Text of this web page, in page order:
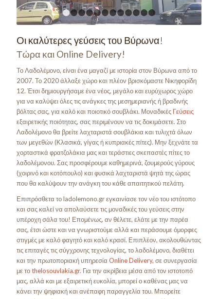
1 2 3 4 5 6 7 8 9 10 1112
Οι καλύτερες γεύσεις του Βύρωνα!
Τώρα και Online Delivery!
Το Λαδολέμονο, είναι ένα μαγαζί με ιστορία στον Βύρωνα από το
2007. Το 2020 άλλαξε χώρο και πλέον βρισκόμαστε Νικηφορίδη
12. Έτσι δημιουργήσαμε ένα νέος, μεγάλο και ευρύχωρος χώρο
για να καλύψει όλες τις ανάγκες της μεσημεριανής ή βραδινής
βόλτας σας, για καλό και ποιοτικό σουβλάκι. Μοναδικές Γεύσεις
εξαιρετικής ποιότητας, σας περιμένουν να τις δοκιμάσετε. Στο
Λαδολέμονο θα βρείτε λαχταριστά σουβλάκια και τυλιχτά όλων
των μεγεθών (Κλασικά, γίγας ή κυπριακές πίτες). Μην ξεχνάτε τα
χορταστικά φρατζολάκια μας και τεράστιες σκεπαστές πίτες το
λαδολέμονου. Σας προσφέρουμε καθημερινά, ζουμερούς γύρους
(χοιρινό και κοτόπουλο) και φυσικά λαχταριστά ψητά της ώρας
που θα καλύψουν την ανάγκη του κάθε απαιτητικού πελάτη.
Επιπρόσθετα το ladolemono.gr εγκαινίασε τον νέο του ιστότοπο
και σας καλεί να απολαύσετε τις μοναδικές του γεύσεις στην
υπέροχη σάλα του! Επομένως, αν θέλετε, ελάτε με την παρέα
σας, έτσι ώστε και να γνωριστούμε αλλά και περάσουμε όμορφες
στιγμές με καλό φαγητό και καλό κρασί. Επιπλέον, ακολουθώντας
τις επιταγές τις σύγχρονης τεχνολογίας, το λαδολέμονο, διαθέτει
και την πρωτοποριακή υπηρεσία Online Delivery, σε συνεργασία
με τοthelosouvlakia.gr. Για την ακρίβεια μέσα από τον ιστοτοπό
μας, αλλά και με εξαιρετική ευκολία, μπορεί ο καθένας μας να
κάνει την ψηφιακή και ανέπαφη παραγγελία του. Μπορείτε